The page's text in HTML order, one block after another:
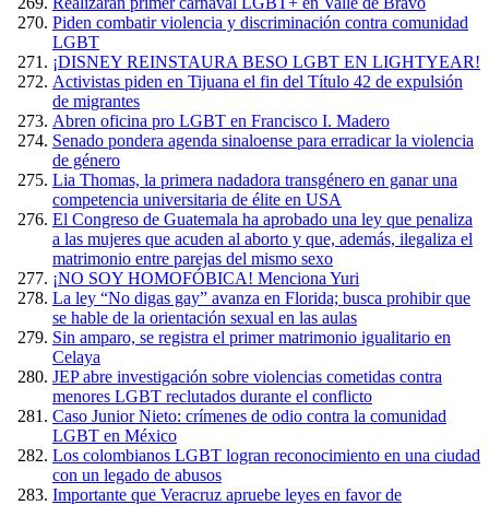
Piden combatir violencia y discriminación contra comunidad
LGBT
¡DISNEY REINSTAURA BESO LGBT EN LIGHTYEAR!
Activistas piden en Tijuana el fin del Título 42 de expulsión
de migrantes
Abren oficina pro LGBT en Francisco I. Madero
Senado pondera agenda sinaloense para erradicar la violencia
de género
Lia Thomas, la primera nadadora transgénero en ganar una
competencia universitaria de élite en USA
El Congreso de Guatemala ha aprobado una ley que penaliza
a las mujeres que acuden al aborto y que, además, ilegaliza el
matrimonio entre parejas del mismo sexo
¡NO SOY HOMOFÓBICA! Menciona Yuri
La ley “No digas gay” avanza en Florida; busca prohibir que
se hable de la orientación sexual en las aulas
Sin amparo, se registra el primer matrimonio igualitario en
Celaya
JEP abre investigación sobre violencias cometidas contra
menores LGBT reclutados durante el conflicto
Caso Junior Nieto: crímenes de odio contra la comunidad
LGBT en México
Los colombianos LGBT logran reconocimiento en una ciudad
con un legado de abusos
Importante que Veracruz apruebe leyes en favor de